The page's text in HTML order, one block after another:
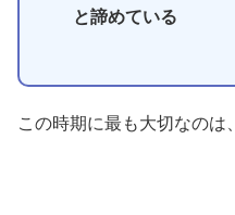
と諦めている
この時期に最も大切なのは